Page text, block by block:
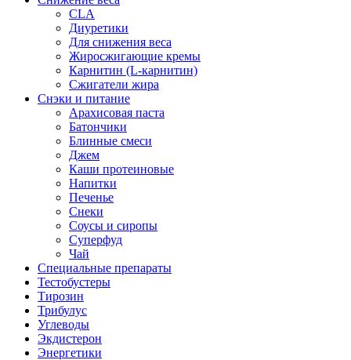
CLA
Диуретики
Для снижения веса
Жиросжигающие кремы
Карнитин (L-карнитин)
Сжигатели жира
Снэки и питание
Арахисовая паста
Батончики
Блинные смеси
Джем
Каши протеиновые
Напитки
Печенье
Снеки
Соусы и сиропы
Суперфуд
Чай
Специальные препараты
Тестобустеры
Тирозин
Трибулус
Углеводы
Экдистерон
Энергетики